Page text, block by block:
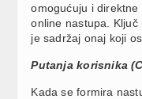
omogućuju i
online nastupa.
je sadržaj onaj koji
Putanja korisnika
Kada se formira